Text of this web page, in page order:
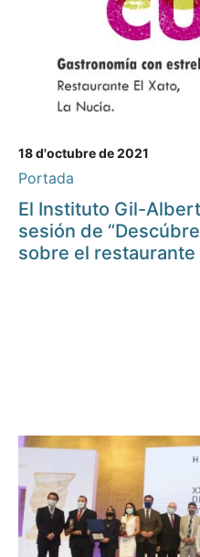
18 d'octubre de 2021
Portada
El Instituto Gil-
sesión de
sobre el restaurante